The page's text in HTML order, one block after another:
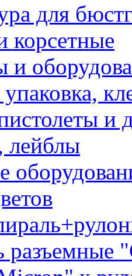
для
корсетные
и
и
лейблы
разъемные